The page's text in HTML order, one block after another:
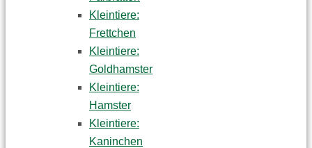
Kleintiere:
Frettchen
Kleintiere:
Goldhamster
Kleintiere:
Hamster
Kleintiere:
Kaninchen